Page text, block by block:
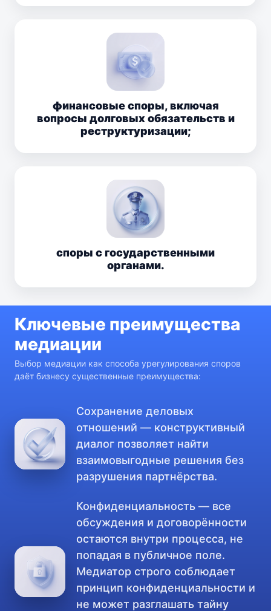
финансовые споры, включая
вопросы долговых обязательств и
реструктуризации;
споры с государственными
органами.
Ключевые преимущества
медиации
Выбор медиации как способа урегулирования споров
даёт бизнесу существенные преимущества:
Сохранение деловых
отношений — конструктивный
диалог позволяет найти
взаимовыгодные решения без
разрушения партнёрства.
Конфиденциальность — все
обсуждения и договорённости
остаются внутри процесса, не
попадая в публичное поле.
Медиатор строго соблюдает
принцип конфиденциальности и
не может разглашать тайну